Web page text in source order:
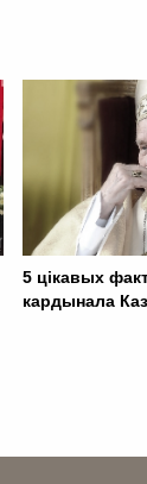
5 цікавых
кардынала